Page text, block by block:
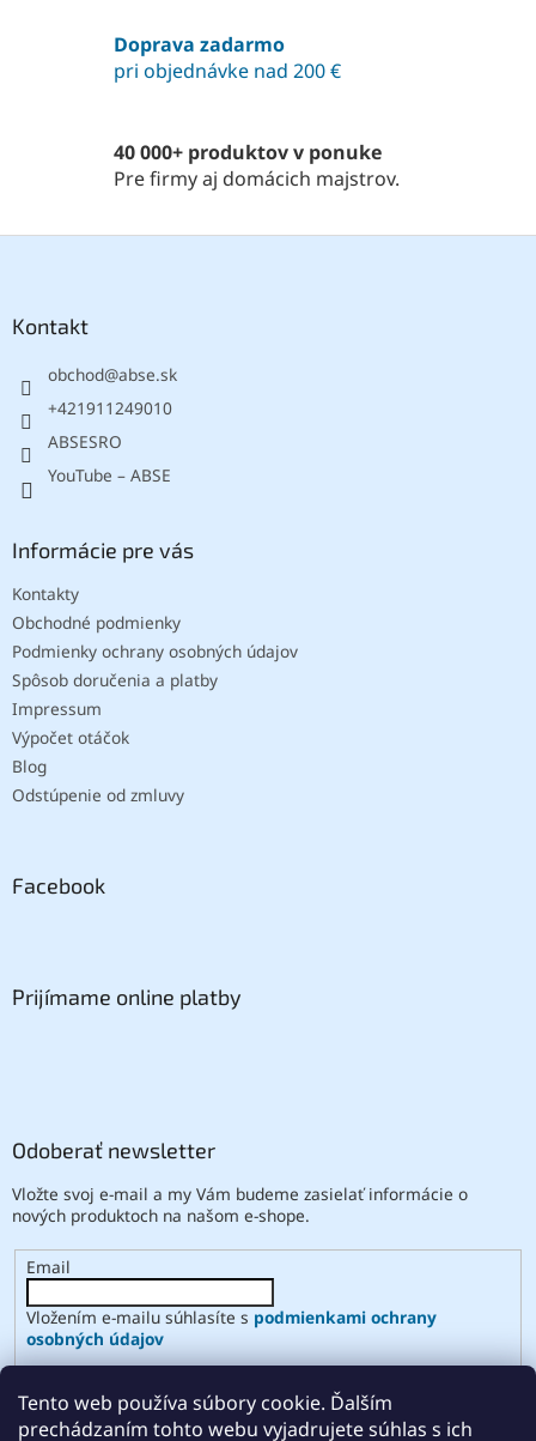
Tento web používa súbory cookie. Ďalším
prechádzaním tohto webu vyjadrujete súhlas s ich
v
k
ý
p
i
u
Doprava zadarmo
pri objednávke nad 200 €
40 000+ produktov v ponuke
Pre firmy aj domácich majstrov.
Kontakt
obchod@abse.sk
+421911249010
ABSESRO
YouTube – ABSE
Informácie pre vás
Kontakty
Obchodné podmienky
Podmienky ochrany osobných údajov
Spôsob doručenia a platby
Impressum
Výpočet otáčok
Blog
Odstúpenie od zmluvy
Facebook
Prijímame online platby
Odoberať newsletter
Vložte svoj e-mail a my Vám budeme zasielať informácie o
nových produktoch na našom e-shope.
Email
Vložením e-mailu súhlasíte s podmienkami ochrany
osobných údajov
PRIHLÁSIŤ SA